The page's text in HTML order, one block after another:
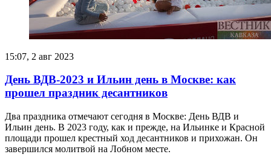
15:07, 2 авг 2023
День ВДВ-2023 и Ильин день в Москве: как
прошел праздник десантников
Два праздника отмечают сегодня в Москве: День ВДВ и
Ильин день. В 2023 году, как и прежде, на Ильинке и Красной
площади прошел крестный ход десантников и прихожан. Он
завершился молитвой на Лобном месте.